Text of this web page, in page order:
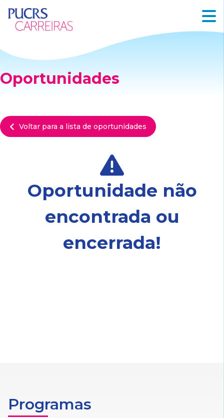
Oportunidades
Voltar para a lista de oportunidades
Oportunidade não
encontrada ou
encerrada!
Programas